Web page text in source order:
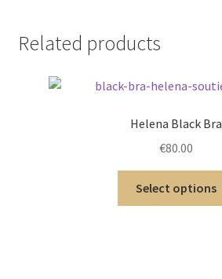
Related products
Helena Black Bra
€80.00
Select options